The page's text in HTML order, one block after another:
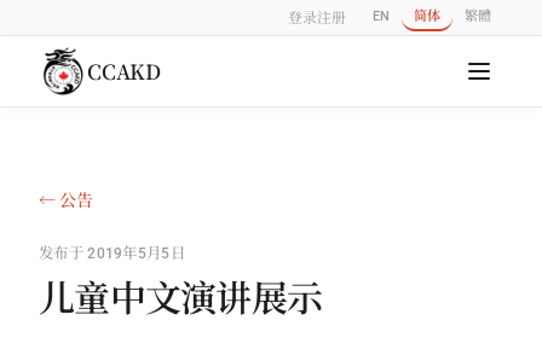
登录注册 EN 简体 繁體
CCAKD
← 公告
发布于 2019年5月5日
儿童中文演讲展示